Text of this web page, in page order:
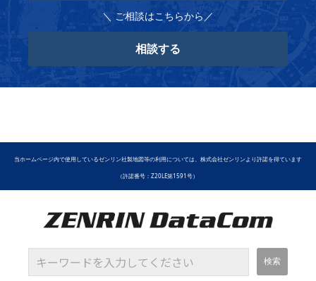
＼ ご相談はこちらから／
相談する
当ホームページ内で使用しているゼンリン社製地図等の利用については、株式会社ゼンリンより許諾を得ています
（許諾番号：Z20LE第1591号）